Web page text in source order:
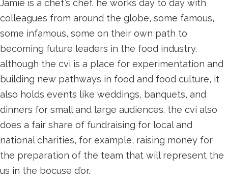
Jamie is a chef’s chef. he works day to day with
colleagues from around the globe, some famous,
some infamous, some on their own path to
becoming future leaders in the food industry.
although the cvi is a place for experimentation and
building new pathways in food and food culture, it
also holds events like weddings, banquets, and
dinners for small and large audiences. the cvi also
does a fair share of fundraising for local and
national charities, for example, raising money for
the preparation of the team that will represent the
us in the bocuse d’or.